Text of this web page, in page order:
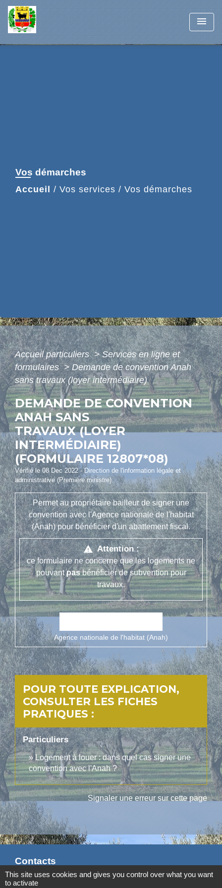
menu
Vos démarches
Accueil / Vos services / Vos démarches
Accueil particuliers> Services en ligne et
formulaires> Demande de convention Anah
sans travaux (loyer intermédiaire)
DEMANDE DE CONVENTION
ANAH SANS
TRAVAUX (LOYER
INTERMÉDIAIRE)
(FORMULAIRE 12807*08)
Vérifié le 08 Dec 2022 - Direction de l'information légale et
administrative (Première ministre)
Permet au propriétaire bailleur de signer une
convention avec l'Agence nationale de l'habitat
(Anah) pour bénéficier d'un abattement fiscal.
warning Attention :
ce formulaire ne concerne que les logements ne
pouvantpasbénéficier de subvention pour
travaux.
Agence nationale de l'habitat (Anah)
POUR TOUTE EXPLICATION,
CONSULTER LES FICHES
PRATIQUES :
Particuliers
Logement à louer : dans quel cas signer une
convention avec l'Anah ?
Signaler une erreur sur cette page
Contacts
Commune d'Aubord
This site uses cookies and gives you control over what you want
to activate